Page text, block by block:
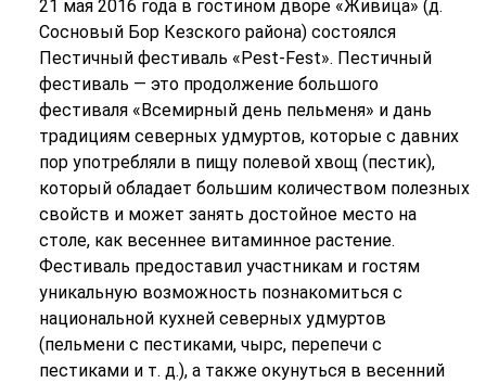
21 мая 2016 года в гостином дворе «Живица» (д.
Сосновый Бор Кезского района) состоялся
Пестичный фестиваль «Pest-Fest». Пестичный
фестиваль — это продолжение большого
фестиваля «Всемирный день пельменя» и дань
традициям северных удмуртов, которые с давних
пор употребляли в пищу полевой хвощ (пестик),
который обладает большим количеством полезных
свойств и может занять достойное место на
столе, как весеннее витаминное растение.
Фестиваль предоставил участникам и гостям
уникальную возможность познакомиться с
национальной кухней северных удмуртов
(пельмени с пестиками, чырс, перепечи с
пестиками и т. д.), а также окунуться в весенний